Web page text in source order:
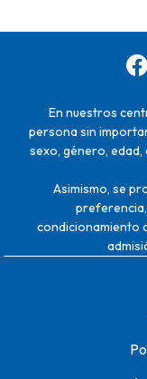
En nuestros
persona sin
sexo, género, edad,
Asimismo, se
condicionamiento